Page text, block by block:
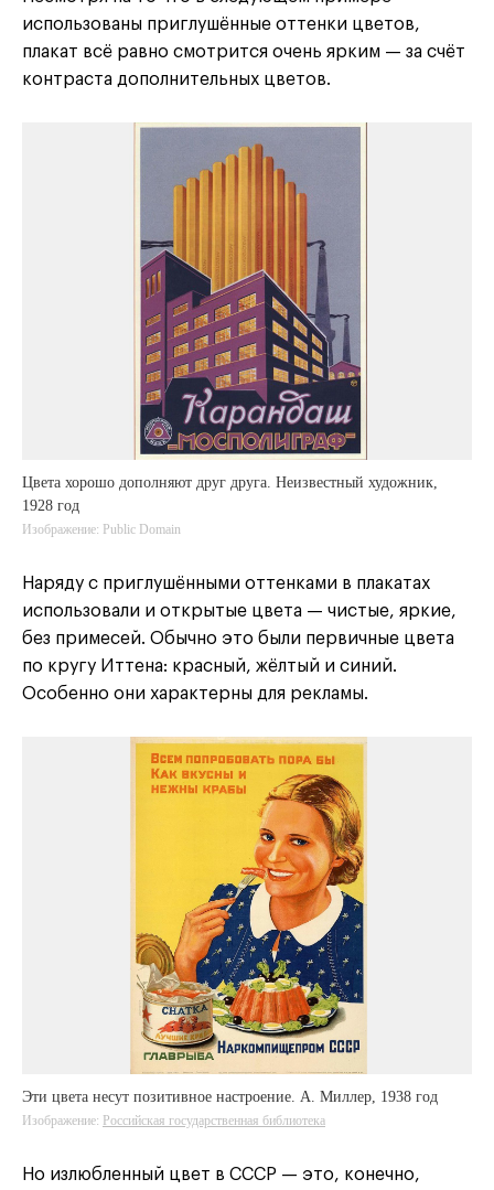
использованы приглушённые оттенки цветов,
плакат всё равно смотрится очень ярким — за счёт
контраста дополнительных цветов.
Цвета хорошо дополняют друг друга. Неизвестный художник,
1928 год
Изображение: Public Domain
Наряду с приглушёнными оттенками в плакатах
использовали и открытые цвета — чистые, яркие,
без примесей. Обычно это были первичные цвета
по кругу Иттена: красный, жёлтый и синий.
Особенно они характерны для рекламы.
Эти цвета несут позитивное настроение. А. Миллер, 1938 год
Изображение: Российская государственная библиотека
Но излюбленный цвет в СССР — это, конечно,